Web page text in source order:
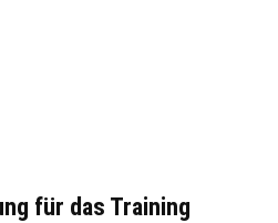
für das Training